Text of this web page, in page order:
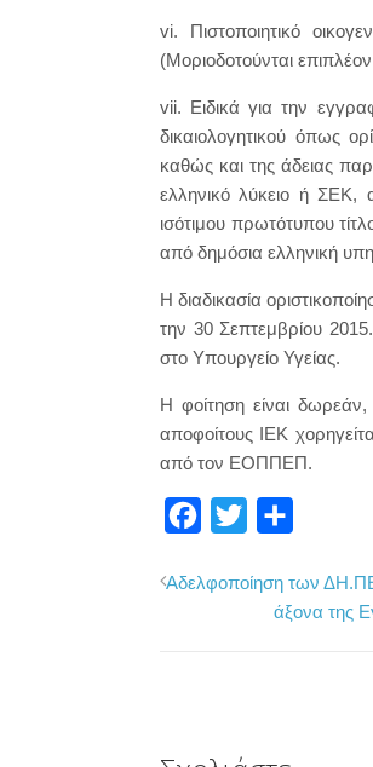
vi. Πιστοποιητικό
(Μοριοδοτούνται
vii. Ειδικά για την
δικαιολογητικού όπως
καθώς και της άδειας
ελληνικό λύκειο ή ΣΕΚ,
ισότιμου πρωτότυπου
από δημόσια ελληνική
Η διαδικασία
την 30 Σεπτεμβρίου
στο Υπουργείο Υγείας.
Η φοίτηση είναι
αποφοίτους ΙΕΚ
από τον ΕΟΠΠΕΠ.
c
i
ι
ρ
Αδελφοποίηση των
άξονα της